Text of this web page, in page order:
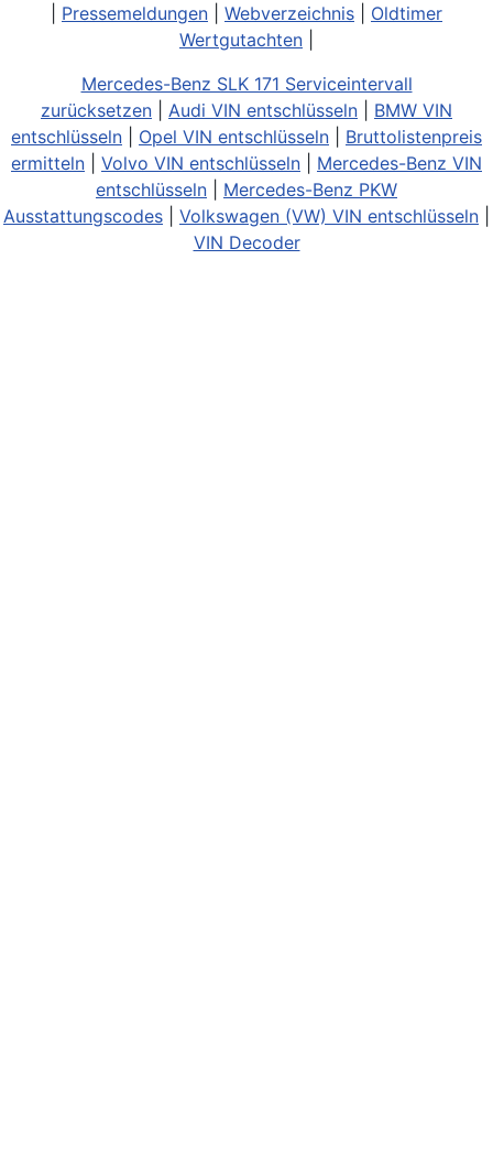
Pressemeldungen Webverzeichnis
Oldtimer
Wertgutachten
Mercedes-Benz SLK 171 Serviceintervall
zurücksetzen
Audi VIN entschlüsseln
BMW VIN
entschlüsseln
Opel VIN entschlüsseln
Bruttolistenpreis
ermitteln
Volvo VIN entschlüsseln
Mercedes-Benz VIN
entschlüsseln
Mercedes-Benz PKW
Ausstattungscodes
Volkswagen (VW) VIN entschlüsseln
VIN Decoder